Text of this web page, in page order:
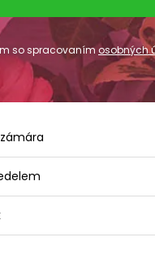
so spracovaním osobných